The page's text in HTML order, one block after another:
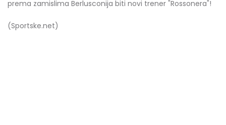
prema zamislima Berlusconija biti novi trener "Rossonera"!
(Sportske.net)